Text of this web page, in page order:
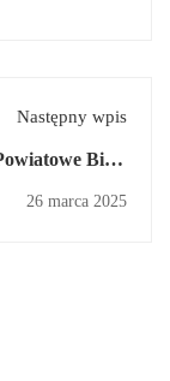
Następny wpis
Biegi
Przełajowe w
26 marca 2025